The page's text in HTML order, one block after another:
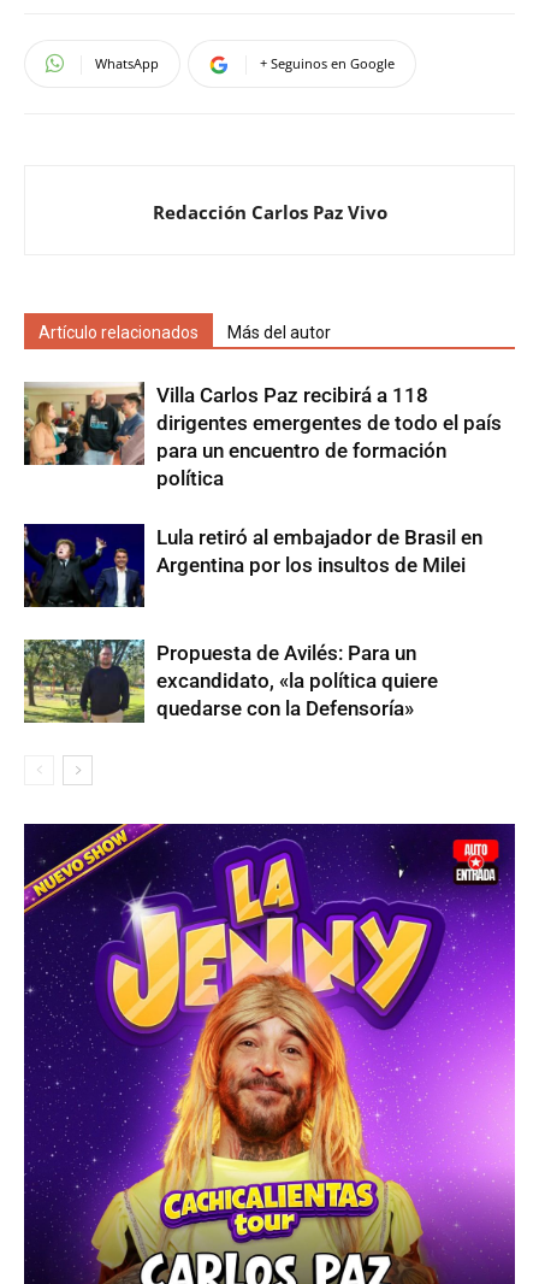
WhatsApp + Seguinos en Google
Redacción Carlos Paz Vivo
Artículo relacionados Más del autor
Villa Carlos Paz recibirá a 118
dirigentes emergentes de todo el país
para un encuentro de formación
política
Lula retiró al embajador de Brasil en
Argentina por los insultos de Milei
Propuesta de Avilés: Para un
excandidato, «la política quiere
quedarse con la Defensoría»